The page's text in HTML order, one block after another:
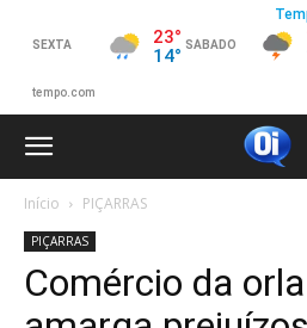
Início PIÇARRAS
PIÇARRAS
Comércio da